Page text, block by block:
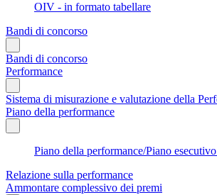
OIV - in formato tabellare
Bandi di concorso
Bandi di concorso
Performance
Sistema di misurazione e valutazione della
Piano della performance
Piano della performance/Piano
Relazione sulla performance
Ammontare complessivo dei premi